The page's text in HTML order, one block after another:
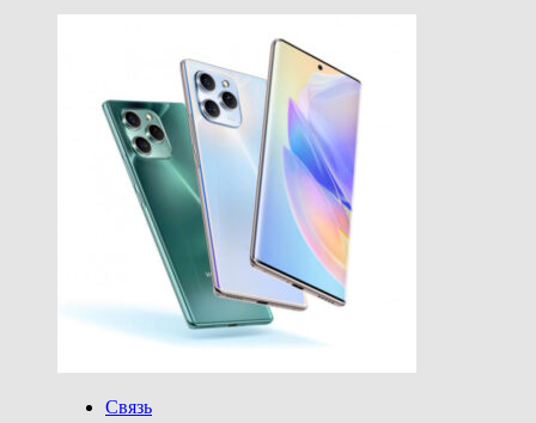
Pro:
передовой
процессор,
продвинутая
камера
Связь